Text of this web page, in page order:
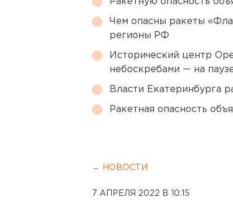
Чем опасны ракеты
регионы РФ
Исторический центр
небоскребами — на
Власти Екатеринбурга
Ракетная опасность
← НОВОСТИ
7 АПРЕЛЯ 2022 В 10:15